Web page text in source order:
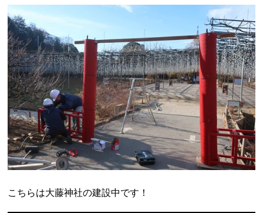
こちらは大藤神社の建設中です！